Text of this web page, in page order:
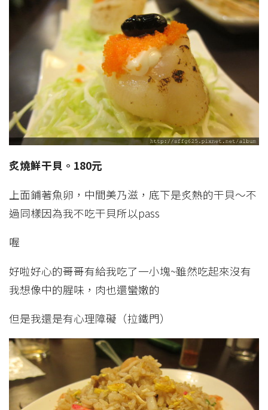
炙燒鮮干貝。180元
上面鋪著魚卵，中間美乃滋，底下是炙熱的干貝～不
過同樣因為我不吃干貝所以pass
喔
好啦好心的哥哥有給我吃了一小塊~雖然吃起來沒有
我想像中的腥味，肉也還蠻嫩的
但是我還是有心理障礙（拉鐵門）